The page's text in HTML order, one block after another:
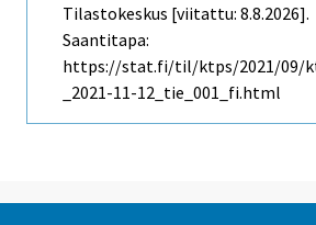
Tilastokeskus [viitattu: 8.8.2026].
Saantitapa:
https://stat.fi/til/ktps/2021/09/
_2021-11-12_tie_001_fi.html